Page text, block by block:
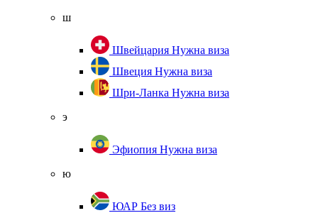
ш
Швейцария Нужна виза
Швеция Нужна виза
Шри-Ланка Нужна виза
э
Эфиопия Нужна виза
ю
ЮАР Без виз